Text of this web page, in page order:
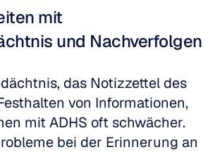
mit
und Nachverfolgen
das Notizzettel des
von Informationen,
mit ADHS oft schwächer.
bei der Erinnerung an